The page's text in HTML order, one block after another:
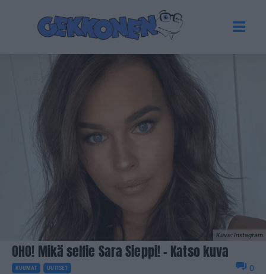
Kuva: Instagram
OHO! Mikä selfie Sara Sieppi! – Katso kuva
KUUMAT UUTISET 0